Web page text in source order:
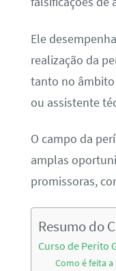
Ele
realização da
tanto no
ou assistente
O campo da
amplas
promissoras,
Resumo do
Curso de Perito
Como é feita a